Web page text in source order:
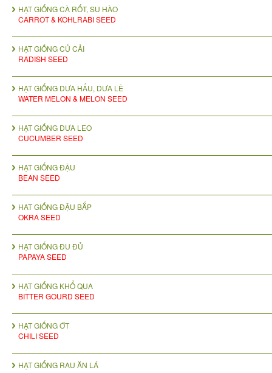
HẠT GIỐNG CÀ RỐT, SU HÀO
CARROT & KOHLRABI SEED
HẠT GIỐNG CỦ CẢI
RADISH SEED
HẠT GIỐNG DƯA HẤU, DƯA LÊ
WATER MELON & MELON SEED
HẠT GIỐNG DƯA LEO
CUCUMBER SEED
HẠT GIỐNG ĐẬU
BEAN SEED
HAT GIỐNG ĐẬU BẮP
OKRA SEED
HẠT GIỐNG ĐU ĐỦ
PAPAYA SEED
HẠT GIỐNG KHỔ QUA
BITTER GOURD SEED
HẠT GIỐNG ỚT
CHILI SEED
HẠT GIỐNG RAU ĂN LÁ